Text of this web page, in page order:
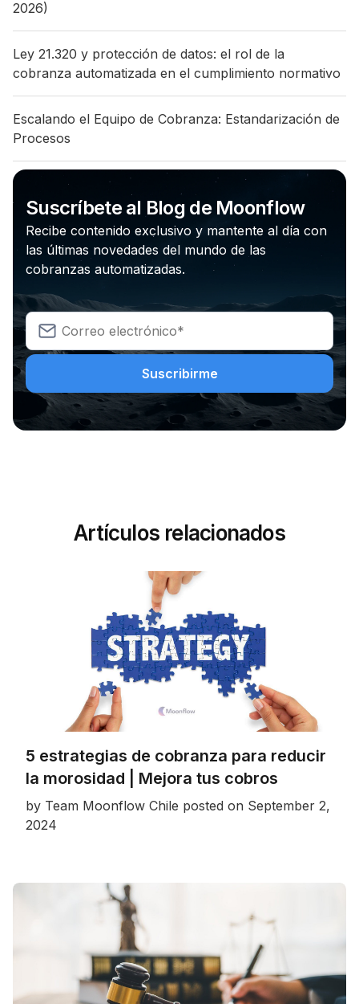
2026)
Ley 21.320 y protección de datos: el rol de la
cobranza automatizada en el cumplimiento normativo
Escalando el Equipo de Cobranza: Estandarización de
Procesos
Suscríbete al Blog de Moonflow
Recibe contenido exclusivo y mantente al día con
las últimas novedades del mundo de las
cobranzas automatizadas.
Artículos relacionados
5 estrategias de cobranza para reducir
la morosidad | Mejora tus cobros
by Team Moonflow Chile posted on September 2,
2024